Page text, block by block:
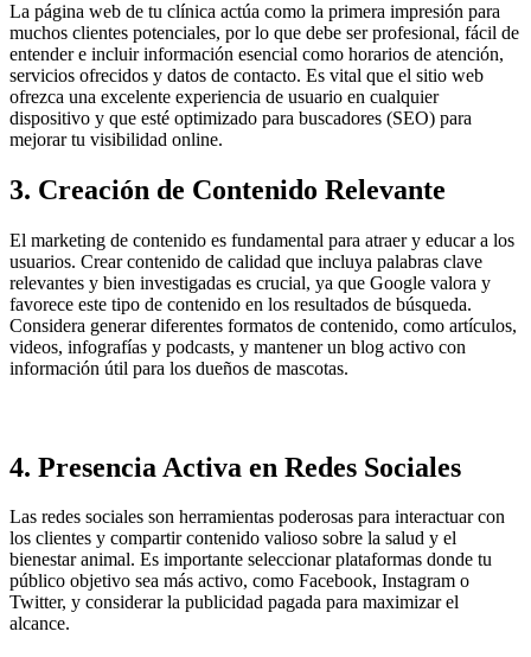
La página web de tu clínica actúa como la primera impresión para
muchos clientes potenciales, por lo que debe ser profesional, fácil de
entender e incluir información esencial como horarios de atención,
servicios ofrecidos y datos de contacto. Es vital que el sitio web
ofrezca una excelente experiencia de usuario en cualquier
dispositivo y que esté optimizado para buscadores (SEO) para
mejorar tu visibilidad online.
3. Creación de Contenido Relevante
El marketing de contenido es fundamental para atraer y educar a los
usuarios. Crear contenido de calidad que incluya palabras clave
relevantes y bien investigadas es crucial, ya que Google valora y
favorece este tipo de contenido en los resultados de búsqueda.
Considera generar diferentes formatos de contenido, como artículos,
videos, infografías y podcasts, y mantener un blog activo con
información útil para los dueños de mascotas.
4. Presencia Activa en Redes Sociales
Las redes sociales son herramientas poderosas para interactuar con
los clientes y compartir contenido valioso sobre la salud y el
bienestar animal. Es importante seleccionar plataformas donde tu
público objetivo sea más activo, como Facebook, Instagram o
Twitter, y considerar la publicidad pagada para maximizar el
alcance.